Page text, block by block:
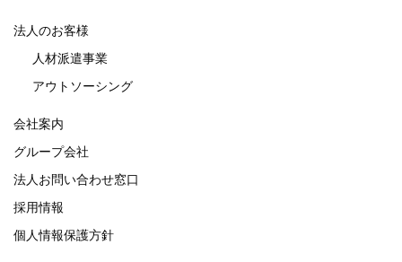
法人のお客様
人材派遣事業
アウトソーシング
会社案内
グループ会社
法人お問い合わせ窓口
採用情報
個人情報保護方針